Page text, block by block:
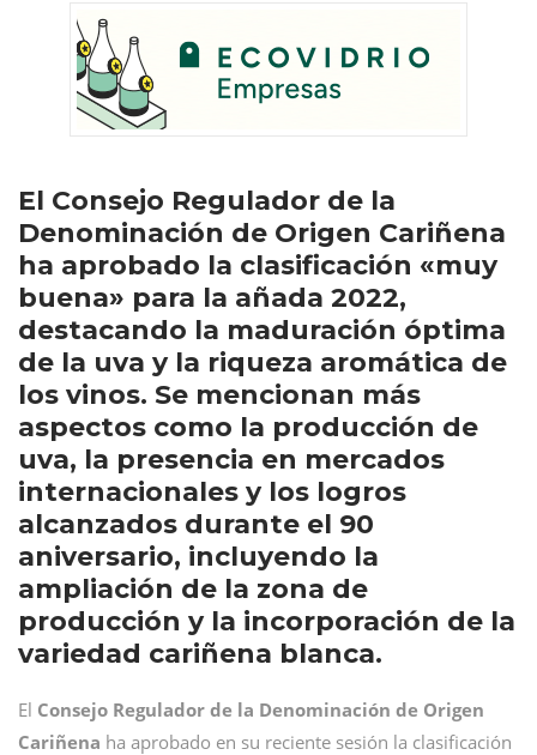
El Consejo Regulador de la
Denominación de Origen Cariñena
ha aprobado la clasificación «muy
buena» para la añada 2022,
destacando la maduración óptima
de la uva y la riqueza aromática de
los vinos. Se mencionan más
aspectos como la producción de
uva, la presencia en mercados
internacionales y los logros
alcanzados durante el 90
aniversario, incluyendo la
ampliación de la zona de
producción y la incorporación de la
variedad cariñena blanca.
El Consejo Regulador de la Denominación de Origen
Cariñena ha aprobado en su reciente sesión la clasificación